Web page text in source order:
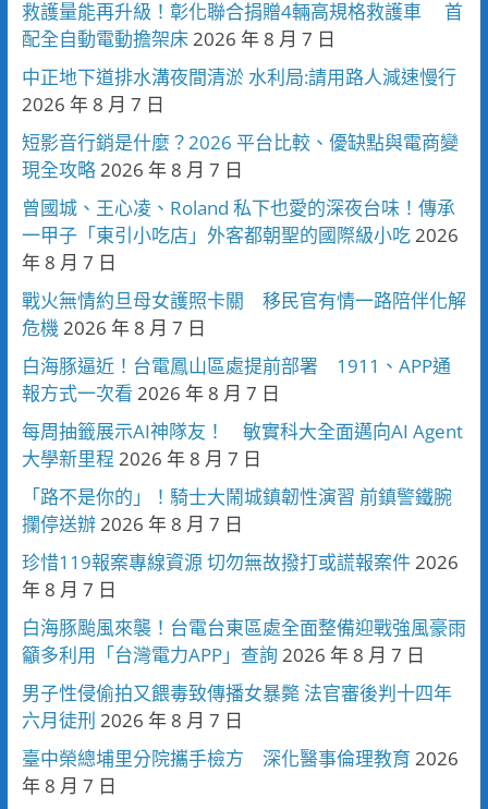
救護量能再升級！彰化聯合捐贈4輛高規格救護車 首
配全自動電動擔架床2026 年 8 月 7 日
中正地下道排水溝夜間清淤 水利局:請用路人減速慢行
2026 年 8 月 7 日
短影音行銷是什麼？2026 平台比較、優缺點與電商變
現全攻略2026 年 8 月 7 日
曾國城、王心凌、Roland 私下也愛的深夜台味！傳承
一甲子「東引小吃店」外客都朝聖的國際級小吃2026
年 8 月 7 日
戰火無情約旦母女護照卡關 移民官有情一路陪伴化解
危機2026 年 8 月 7 日
白海豚逼近！台電鳳山區處提前部署 1911、APP通
報方式一次看 2026 年 8 月 7 日
每周抽籤展示AI神隊友！ 敏實科大全面邁向AI Agent
大學新里程 2026 年 8 月 7 日
「路不是你的」！騎士大鬧城鎮韌性演習 前鎮警鐵腕
攔停送辦2026 年 8 月 7 日
珍惜119報案專線資源 切勿無故撥打或謊報案件2026
年 8 月 7 日
白海豚颱風來襲！台電台東區處全面整備迎戰強風豪雨
籲多利用「台灣電力APP」查詢 2026 年 8 月 7 日
男子性侵偷拍又餵毒致傳播女暴斃 法官審後判十四年
六月徒刑 2026 年 8 月 7 日
臺中榮總埔里分院攜手檢方 深化醫事倫理教育 2026
年 8 月 7 日